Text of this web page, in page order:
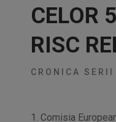
CELOR
RISC
CRONICA SERII
1. Comisia